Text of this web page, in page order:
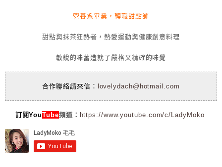
營養系畢業，轉職甜點師
甜點與抹茶狂熱者，熱愛運動與健康創意料理
敏銳的味蕾造就了嚴格又精確的味覺
合作聯絡請來信： lovelydach@hotmail.com
訂閱YouTube頻道： https://www.youtube.com/c/LadyMoko